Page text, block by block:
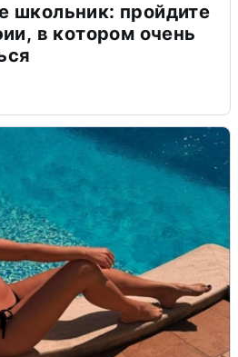
школьник: пройдите
в котором очень